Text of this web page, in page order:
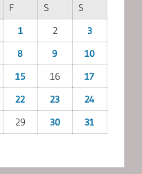
F S
S
1
2
3
8 9
10
15 16
17
22 23
24
29 30
31